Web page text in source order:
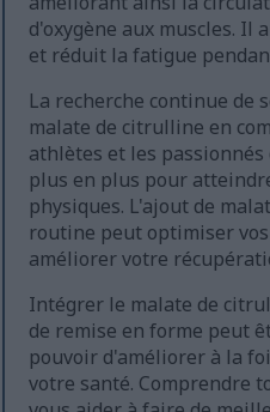
d'oxygène aux muscles. Il
et réduit la fatigue
La recherche continue de
malate de citrulline en
athlètes et les
plus en plus pour
physiques. L'ajout de
routine peut optimiser
améliorer votre
Intégrer le malate de
de remise en forme peut
pouvoir d'améliorer à la
votre santé. Comprendre